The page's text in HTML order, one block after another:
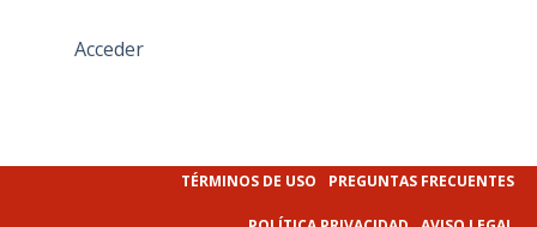
Acceder
TÉRMINOS DE USO PREGUNTAS FRECUENTES